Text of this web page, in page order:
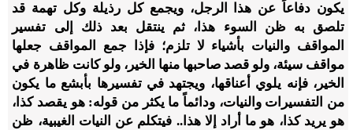
يكون دفاعاً عن هذا الرجل، ويجمع كل رذيلة وكل تهمة قد
تلصق به ظن السوء هذا، ثم ينتقل بعد ذلك إلى تفسير
المواقف والنيات بأشياء لا تلزم؛ فإذا جمع المواقف جعلها
مواقف سيئة، ولو قصد صاحبها منها الخير، ولو كانت ظاهرة في
الخير، فإنه يلوي أعناقها، ويجتهد في تفسيرها بأبشع ما يكون
من التفسيرات والنيات، ودائماً ما يكثر من قوله: هو يقصد كذا،
هو يريد كذا، هو ما أراد إلا هذا.. فيتكلم عن النيات الغيبية، ظن